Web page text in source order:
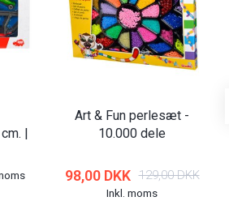
|
Art & Fun perlesæt -
10.000 dele
98,00 DKK 129,00 DKK
Inkl. moms